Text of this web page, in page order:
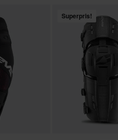
Superpris!